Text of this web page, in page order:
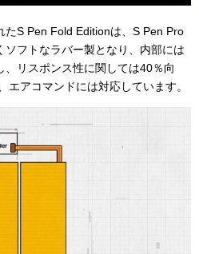
たS Pen Fold Editionは、S Pen Pro
ソフトなラバー製となり、内部には
リスポンス性に関しては40％向
エアコマンドには対応しています。